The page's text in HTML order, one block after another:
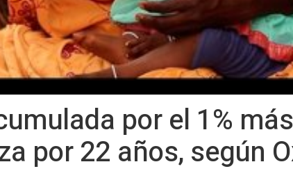
por el 1%
por 22 años, según